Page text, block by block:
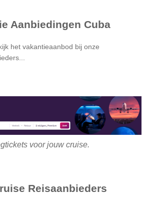
Aanbiedingen Cuba
het vakantieaanbod bij onze
voor jouw cruise.
Reisaanbieders